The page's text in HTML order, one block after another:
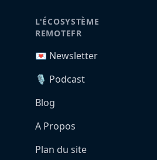
L'ÉCOSYSTÈME
REMOTEFR
💌 Newsletter
🎙️ Podcast
Blog
A Propos
Plan du site